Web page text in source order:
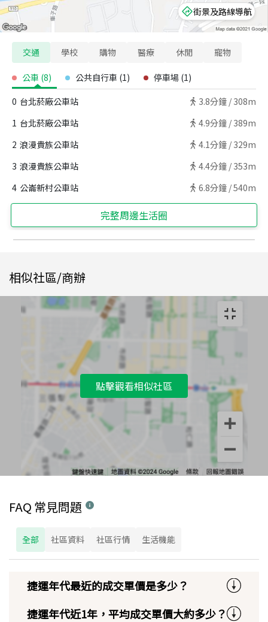
街景及路線導航
交通 學校 購物 醫療 休閒 寵物
公車 (8) 公共自行車 (1) 停車場 (1)
0 台北菸廠公車站 3.8分鐘 / 308m
1 台北菸廠公車站 4.9分鐘 / 389m
2 浪漫貴族公車站 4.1分鐘 / 329m
3 浪漫貴族公車站 4.4分鐘 / 353m
4 公崙新村公車站 6.8分鐘 /540m
完整周邊生活圈
相似社區/商辦
點擊觀看相似社區
FAQ 常見問題
全部 社區資料 社區行情 生活機能
捷運年代最近的成交單價是多少？
捷運年代近1年，平均成交單價大約多少？